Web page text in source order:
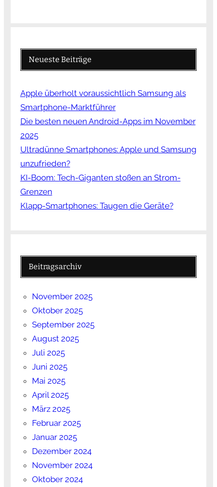
Neueste Beiträge
Apple überholt voraussichtlich Samsung als
Smartphone-Marktführer
Die besten neuen Android-Apps im November
2025
Ultradünne Smartphones: Apple und Samsung
unzufrieden?
KI-Boom: Tech-Giganten stoßen an Strom-
Grenzen
Klapp-Smartphones: Taugen die Geräte?
Beitragsarchiv
November 2025
Oktober 2025
September 2025
August 2025
Juli 2025
Juni 2025
Mai 2025
April 2025
März 2025
Februar 2025
Januar 2025
Dezember 2024
November 2024
Oktober 2024